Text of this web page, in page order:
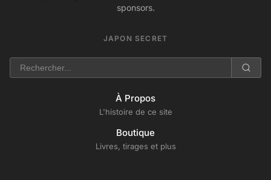
sponsors.
JAPON SECRET
À Propos
L'histoire de ce site
Boutique
Livres, tirages et plus